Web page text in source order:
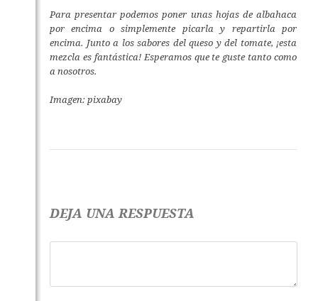
Para presentar podemos poner unas hojas de albahaca
por encima o simplemente picarla y repartirla por
encima. Junto a los sabores del queso y del tomate, ¡esta
mezcla es fantástica! Esperamos que te guste tanto como
a nosotros.
Imagen: pixabay
DEJA UNA RESPUESTA